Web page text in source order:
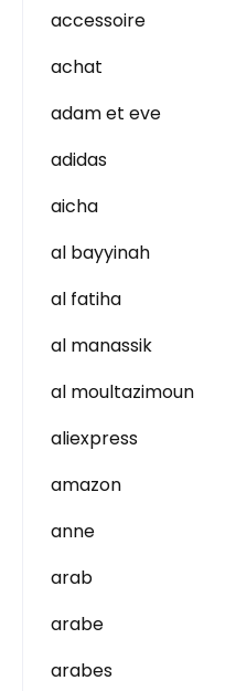
accessoire
achat
adam et eve
adidas
aicha
al bayyinah
al fatiha
al manassik
al moultazimoun
aliexpress
amazon
anne
arab
arabe
arabes